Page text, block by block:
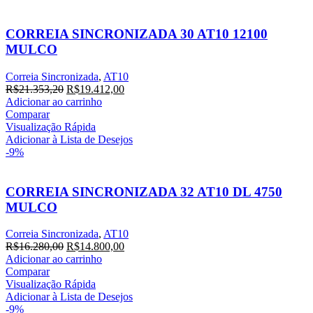
CORREIA SINCRONIZADA 30 AT10 12100
MULCO
Correia Sincronizada, AT10
R$21.353,20 O
preço
era:
R$21.353,20.
R$19.412,00O
R$19.412,00.
Adicionar ao carrinho
Comparar
Visualização Rápida
Adicionar à Lista de Desejos
-9%
CORREIA SINCRONIZADA 32 AT10 DL 4750
MULCO
Correia Sincronizada, AT10
R$16.280,00 O
preço
era:
R$16.280,00.
R$14.800,00O
R$14.800,00.
Adicionar ao carrinho
Comparar
Visualização Rápida
Adicionar à Lista de Desejos
-9%